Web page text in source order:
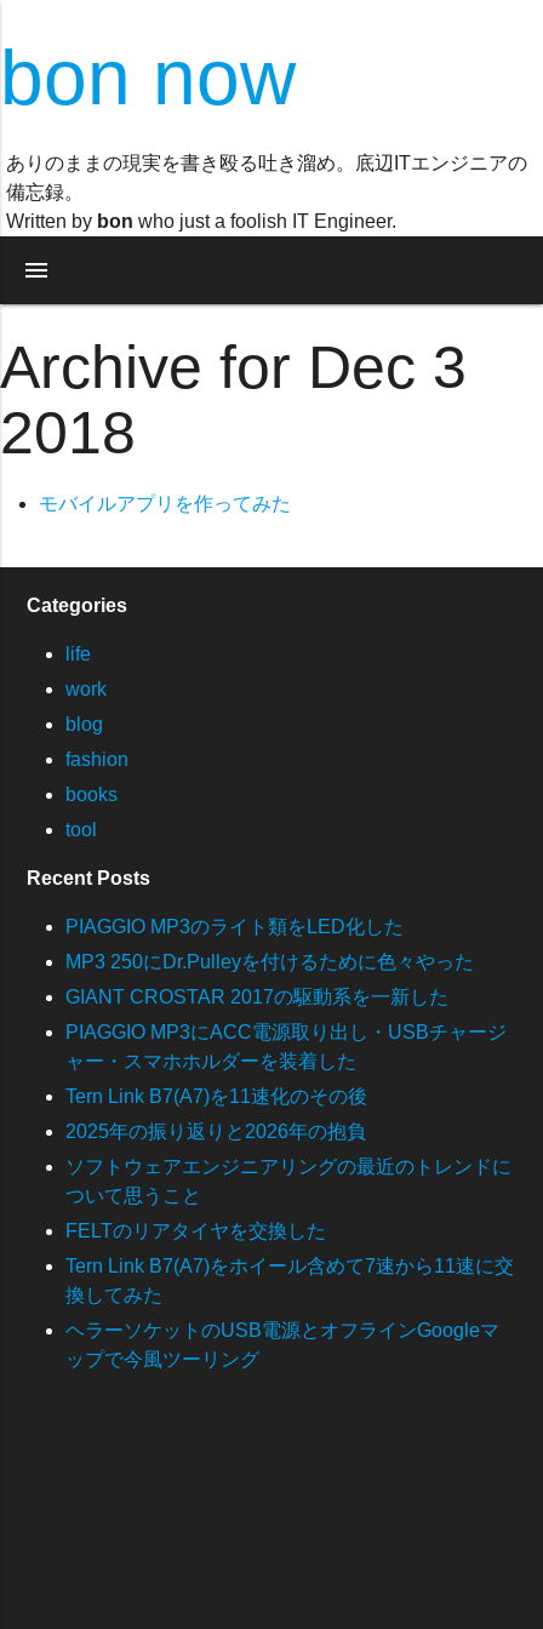
bon now
ありのままの現実を書き殴る吐き溜め。底辺ITエンジニアの
備忘録。
Written by bon who just a foolish IT Engineer.
menu
Archive for Dec 3
2018
モバイルアプリを作ってみた
Categories
life
work
blog
fashion
books
tool
Recent Posts
PIAGGIO MP3のライト類をLED化した
MP3 250にDr.Pulleyを付けるために色々やった
GIANT CROSTAR 2017の駆動系を一新した
PIAGGIO MP3にACC電源取り出し・USBチャージ
ャー・スマホホルダーを装着した
Tern Link B7(A7)を11速化のその後
2025年の振り返りと2026年の抱負
ソフトウェアエンジニアリングの最近のトレンドに
ついて思うこと
FELTのリアタイヤを交換した
Tern Link B7(A7)をホイール含めて7速から11速に交
換してみた
ヘラーソケットのUSB電源とオフラインGoogleマ
ップで今風ツーリング